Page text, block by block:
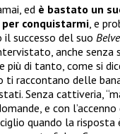
ed è bastato un
per conquistarmi , e
il successo del suo Belve
anche senza
più di tanto, come si
ti raccontano delle
Senza cattiveria,
e con l’accenno
quando la risposta